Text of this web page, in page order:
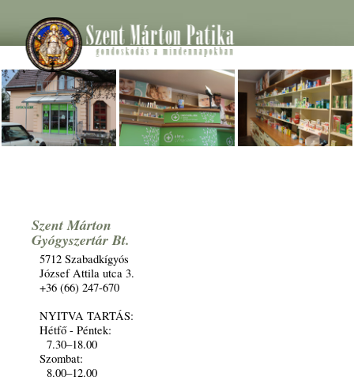
Szent Márton
Gyógyszertár Bt.
5712 Szabadkígyós
József Attila utca 3.
+36 (66) 247-670
NYITVA TARTÁS:
Hétfő - Péntek:
7.30–18.00
Szombat:
8.00–12.00